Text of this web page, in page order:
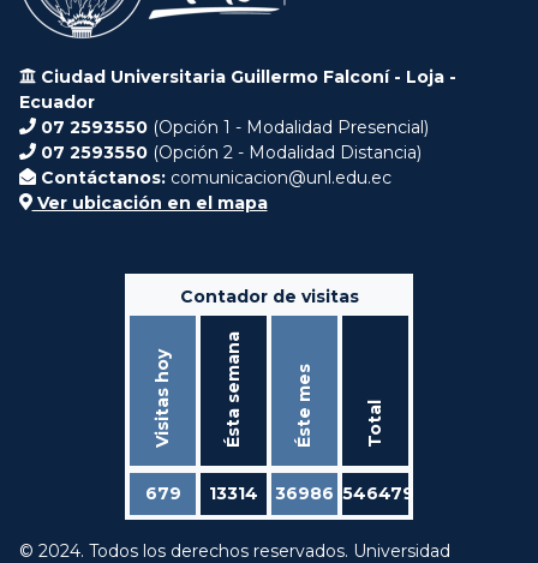
Ciudad Universitaria Guillermo Falconí - Loja -
Ecuador
07 2593550 (Opción 1 - Modalidad Presencial)
07 2593550 (Opción 2 - Modalidad Distancia)
Contáctanos: comunicacion@unl.edu.ec
Ver ubicación en el mapa
Contador de visitas
Visitas hoy Ésta semana Éste mes Total
679 13314 36986 546479
© 2024. Todos los derechos reservados. Universidad